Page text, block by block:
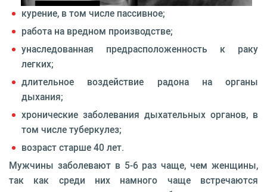
курение, в том числе пассивное;
работа на вредном производстве;
унаследованная предрасположенность к раку
легких;
длительное воздействие радона на органы
дыхания;
хронические заболевания дыхательных органов, в
том числе туберкулез;
возраст старше 40 лет.
Мужчины заболевают в 5-6 раз чаще, чем женщины,
так как среди них намного чаще встречаются